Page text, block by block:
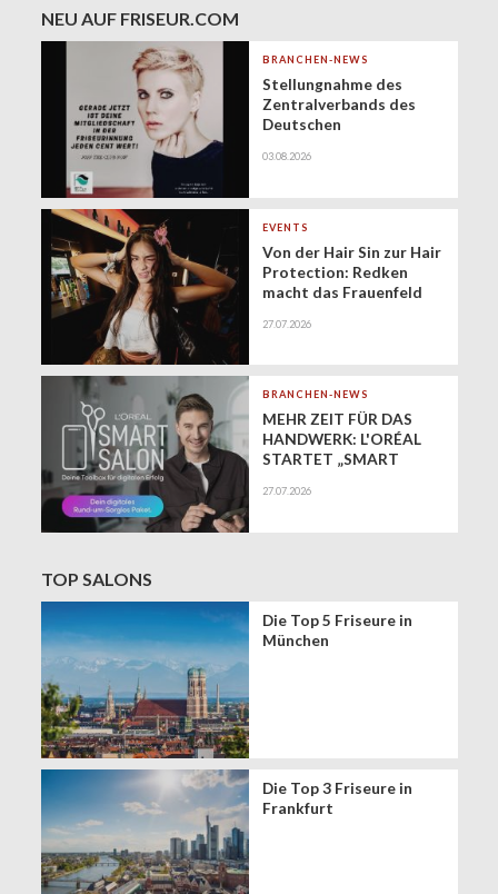
NEU AUF FRISEUR.COM
BRANCHEN-NEWS
Stellungnahme des
Zentralverbands des
Deutschen
Zukunft der
(Minijobs)
03.08.2026
EVENTS
Von der Hair Sin zur Hair
Protection: Redken
macht das Frauenfeld
gesundes Haar
27.07.2026
BRANCHEN-NEWS
MEHR ZEIT FÜR DAS
HANDWERK: L'ORÉAL
STARTET „SMART
EXKLUSIVEN BUSINESS-
27.07.2026
TOP SALONS
Die Top 5 Friseure in
München
Die Top 3 Friseure in
Frankfurt